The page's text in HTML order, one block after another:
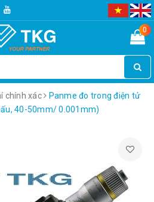
0
chính xác
Panme đo trong điện tử
40-50mm/ 0.001mm)